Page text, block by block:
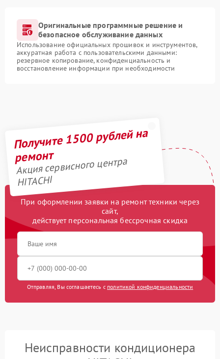
Оригинальные программные решение и
безопасное обслуживание данных
Использование официальных прошивок и инструментов,
аккуратная работа с пользовательскими данными:
резервное копирование, конфиденциальность и
восстановление информации при необходимости
Получите 1500 рублей на
ремонт
Акция сервисного центра
HITACHI
При оформлении заявки на ремонт техники через
сайт,
действует персональная бессрочная скидка
Отправляя, Вы соглашаетесь с политикой конфиденциальности
Неисправности кондиционера